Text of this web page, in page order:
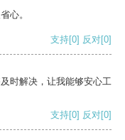
心。
支持[0] 反对[0]
时解决，让我能够安心工
支持[0] 反对[0]